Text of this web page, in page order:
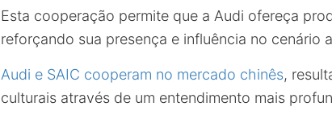
Esta cooperação permite que a Audi ofereça
reforçando sua presença e influência no cenário
Audi e SAIC cooperam no mercado chinês,
culturais através de um entendimento mais